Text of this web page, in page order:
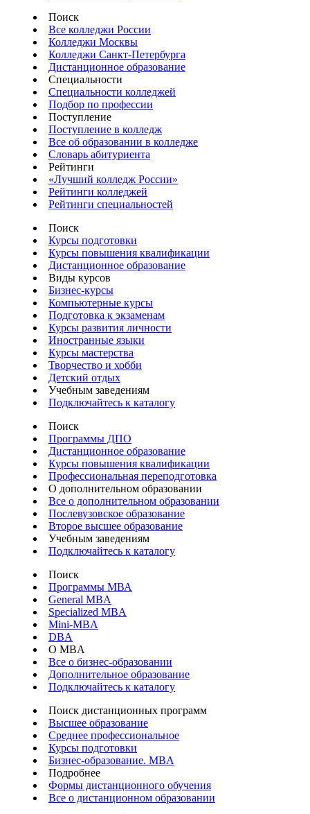
Поиск
Все колледжи России
Колледжи Москвы
Колледжи Санкт-Петербурга
Дистанционное образование
Специальности
Специальности колледжей
Подбор по профессии
Поступление
Поступление в колледж
Все об образовании в колледже
Словарь абитуриента
Рейтинги
«Лучший колледж России»
Рейтинги колледжей
Рейтинги специальностей
Поиск
Курсы подготовки
Курсы повышения квалификации
Дистанционное образование
Виды курсов
Бизнес-курсы
Компьютерные курсы
Подготовка к экзаменам
Курсы развития личности
Иностранные языки
Курсы мастерства
Творчество и хобби
Детский отдых
Учебным заведениям
Подключайтесь к каталогу
Поиск
Программы ДПО
Дистанционное образование
Курсы повышения квалификации
Профессиональная переподготовка
О дополнительном образовании
Все о дополнительном образовании
Послевузовское образование
Второе высшее образование
Учебным заведениям
Подключайтесь к каталогу
Поиск
Программы МВА
General MBA
Specialized MBA
Mini-MBA
DBA
О MBA
Все о бизнес-образовании
Дополнительное образование
Подключайтесь к каталогу
Поиск дистанционных программ
Высшее образование
Среднее профессиональное
Курсы подготовки
Бизнес-образование. MBA
Подробнее
Формы дистанционного обучения
Все о дистанционном образовании